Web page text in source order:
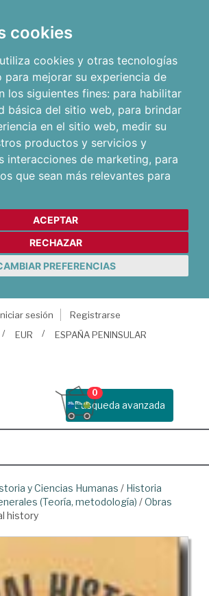
cookies
cookies y otras tecnologías
para mejorar su experiencia de
los siguientes fines: para habilitar
básica del sitio web, para brindar
en el sitio web, medir su
productos y servicios y
interacciones de marketing, para
que sean más relevantes para
ACEPTAR
RECHAZAR
PREFERENCIAS
sesión
Registrarse
EUR ESPAÑA PENINSULAR
Busqueda avanzada
0
y Ciencias Humanas / Historia
(Teoría, metodología) /Obras
history